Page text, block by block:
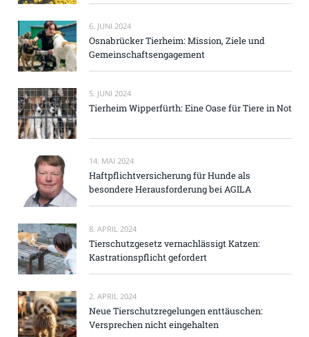
6. JUNI 2024
Osnabrücker Tierheim: Mission, Ziele und
Gemeinschaftsengagement
5. JUNI 2024
Tierheim Wipperfürth: Eine Oase für Tiere in Not
14. MAI 2024
Haftpflichtversicherung für Hunde als
besondere Herausforderung bei AGILA
8. APRIL 2024
Tierschutzgesetz vernachlässigt Katzen:
Kastrationspflicht gefordert
2. APRIL 2024
Neue Tierschutzregelungen enttäuschen:
Versprechen nicht eingehalten